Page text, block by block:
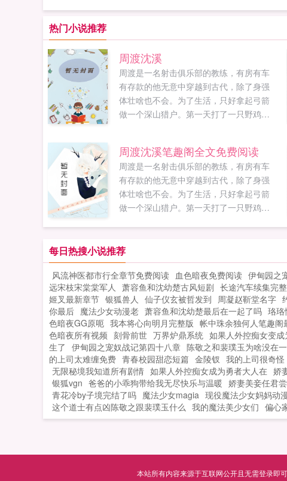
热门小说推荐
周渡沈溪
周渡是一名射击俱乐部的教练，有房有车
有存款的他无意中穿越到古代，除了身强
体壮啥也不会。为了生活，只好拿起弓箭
做一个深山猎户。第一天打了一只野鸡，
炊烟，以及那飘来若有似无的香味，怒
了！山下的你能不能不要再做饭了，诱惑
到我了！山下正在做饭的双儿打了个颤，
谁在唠叨我？周渡见到沈溪的第一眼，他
捧着一个碗，小口小口的在吃饭，人漂亮
得没话说，已经饿了三天的他，直勾勾地
亮，但生平第一次被人直勾勾地盯着还有
些不自在，于是他做了个决定，把饭送给
他！他看我眼神不对是喜欢我吧他主动送
我饭是喜欢我吧于是两人为了让对方死
心，各自出招。做废了的菜送给他，恶心
他。打死了的鸡，丢他门口，以后离我远
点。第二天一早两人同时推开门。沈溪惊
呼他送我鸡，果然喜欢我！周渡惊呼他送
我饭，果然喜欢我！...
周渡沈溪笔趣阁全文免费阅读
周渡是一名射击俱乐部的教练，有房有车
有存款的他无意中穿越到古代，除了身强
体壮啥也不会。为了生活，只好拿起弓箭
做一个深山猎户。第一天打了一只野鸡，
炊烟，以及那飘来若有似无的香味，怒
了！山下的你能不能不要再做饭了，诱惑
到我了！山下正在做饭的双儿打了个颤，
谁在唠叨我？周渡见到沈溪的第一眼，他
捧着一个碗，小口小口的在吃饭，人漂亮
得没话说，已经饿了三天的他，直勾勾地
盯着那碗饭！沈溪一直都知道自己生得漂
亮，但生平第一次被人直勾勾地盯着还有
些不自在，于是他做了个决定，把饭送给
他！他看我眼神不对是喜欢我吧他主动送
我饭是喜欢我吧于是两人为了让对方死
心，各自出招。做废了的菜送给他，恶心
他。打死了的鸡，丢他门口，以后离我远
我饭，果然喜欢我！...
每日热搜小说推荐
风流神医都市行全章节免费阅读 血色暗夜免费阅读 伊甸园之
远宋枝宋棠棠军人 萧容鱼和沈幼楚古风短剧 长途汽车续集完
姬叉最新章节 银狐兽人 仙子仪玄被哲发到 周凝赵靳堂名字
你最后 魔法少女动漫老 萧容鱼和沈幼楚最后在一起了吗 珞珞
色暗夜GG原呃 我本将心向明月完整版 帐中珠余独何人笔趣阁
色暗夜所有视频 刻骨前世 万界炉鼎系统 如果人外控痴女变
生了 伊甸园之宠奴战记第四十八章 陈敬之和裴璞玉为啥没在
的上司太难缠免费 青春校园甜恋短篇 金陵钗 我的上司很奇怪
无限秘境我知道所有剧情 如果人外控痴女成为勇者大人在 娇
银狐vgn 爸爸的小乖狗带给我无尽快乐与温暖 娇妻美妾任君
青花冷by子境完结了吗 魔法少女magia 现役魔法少女妈妈动
这个道士有点凶陈敬之跟裴璞玉什么 我的魔法美少女们 偏心
本站所有内容来源于互联网公开且无需登录即